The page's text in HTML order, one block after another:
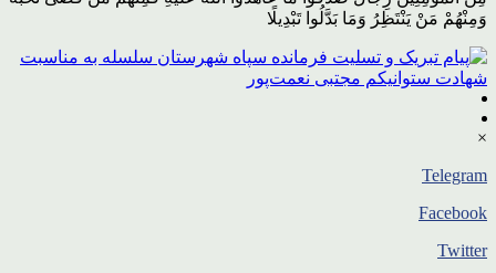
وَمِنْهُمْ مَنْ یَنْتَظِرُ وَمَا بَدَّلُوا تَبْدِیلًا
×
Telegram
Facebook
Twitter